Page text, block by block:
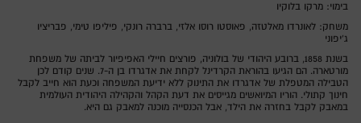
בימוי: מרקו בלוקיו
משחק: לאונרדו מאלטזה, פאוסטו רוסו אלזי, ברברה רונקי, פיליפו טימי, פבריציו
ג'יפוני
בשנת 1858, ברובע היהודי של בולוניה, פורצים חיילי האפיפיור לביתה של משפחת
מורטארה. הם הגיעו בהוראת הקרדינל לקחת את אדגרדו בן ה-7. שנים קודם לכן
הטבילה המטפלת של אדגרדו את התינוק ללא ידיעת המשפחה וכעת הוא חייב לקבל
חינוך קתולי. הוריו המיואשים מגייסים את דעת הקהל והקהילה היהודית העולמית
במאבק לקבל בחזרה את הילד, אבל הכנסייה מוכנה למאבק גם היא.